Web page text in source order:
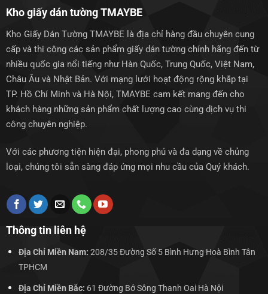
Kho giấy dán tường TMAYBE
Kho Giấy Dán Tường TMAYBE là địa chỉ hàng đầu chuyên cung
cấp và thi công các sản phẩm giấy dán tường chính hãng đến từ
nhiều quốc gia nổi tiếng như Hàn Quốc, Trung Quốc, Việt Nam,
Châu Âu và Nhật Bản. Với mạng lưới hoạt động rộng khắp tại
TP. Hồ Chí Minh và Hà Nội, TMAYBE cam kết mang đến cho
khách hàng những sản phẩm chất lượng cao cùng dịch vụ thi
công chuyên nghiệp.
Với các phương tiện hiện đại, phong phú và đa dạng về chủng
loại, chúng tôi sẵn sàng đáp ứng mọi nhu cầu của Quý khách.
Thông tin liên hệ
Địa Chỉ Miền Nam: 208/35 Đường Số 5 Bình Hưng Hoà Bình Tân
TPHCM
Địa Chỉ Miền Bắc: 61 Đường Bở Sông Thanh Oai Hà Nội